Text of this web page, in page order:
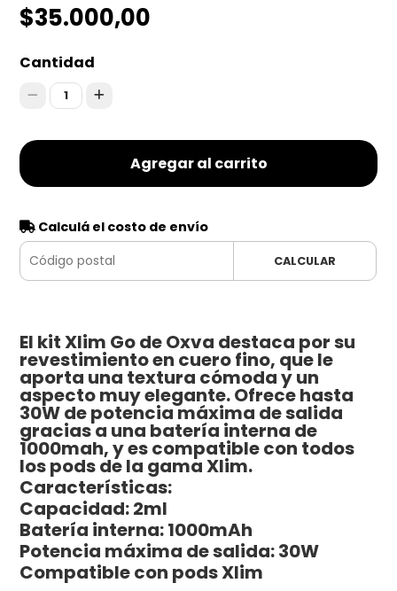
$35.000,00
Cantidad
1
Agregar al carrito
Calculá el costo de envío
CALCULAR
El kit Xlim Go de Oxva destaca por su
revestimiento en cuero fino, que le
aporta una textura cómoda y un
aspecto muy elegante. Ofrece hasta
30W de potencia máxima de salida
gracias a una batería interna de
1000mah, y es compatible con todos
los pods de la gama Xlim.
Características:
Capacidad: 2ml
Batería interna: 1000mAh
Potencia máxima de salida: 30W
Compatible con pods Xlim